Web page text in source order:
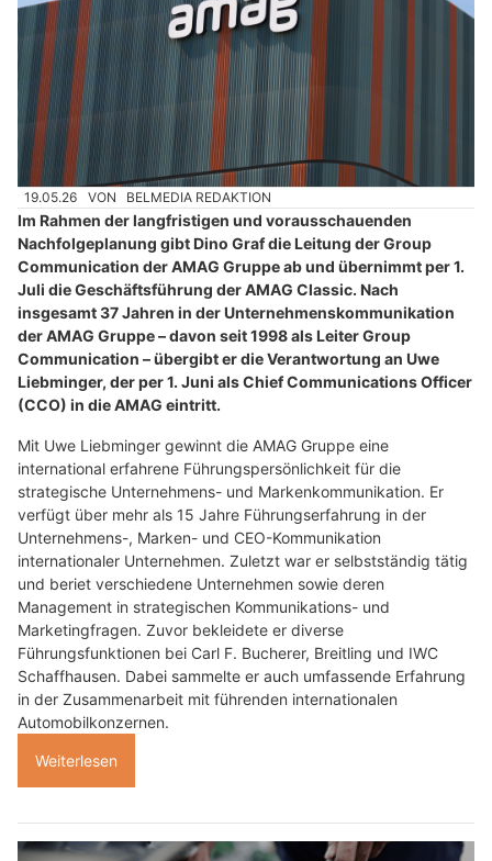
19.05.26 VON BELMEDIA REDAKTION
Im Rahmen der langfristigen und vorausschauenden
Nachfolgeplanung gibt Dino Graf die Leitung der Group
Communication der AMAG Gruppe ab und übernimmt per 1.
Juli die Geschäftsführung der AMAG Classic. Nach
insgesamt 37 Jahren in der Unternehmenskommunikation
der AMAG Gruppe – davon seit 1998 als Leiter Group
Communication – übergibt er die Verantwortung an Uwe
Liebminger, der per 1. Juni als Chief Communications Officer
(CCO) in die AMAG eintritt.
Mit Uwe Liebminger gewinnt die AMAG Gruppe eine
international erfahrene Führungspersönlichkeit für die
strategische Unternehmens- und Markenkommunikation. Er
verfügt über mehr als 15 Jahre Führungserfahrung in der
Unternehmens-, Marken- und CEO-Kommunikation
internationaler Unternehmen. Zuletzt war er selbstständig tätig
und beriet verschiedene Unternehmen sowie deren
Management in strategischen Kommunikations- und
Marketingfragen. Zuvor bekleidete er diverse
Führungsfunktionen bei Carl F. Bucherer, Breitling und IWC
Schaffhausen. Dabei sammelte er auch umfassende Erfahrung
in der Zusammenarbeit mit führenden internationalen
Automobilkonzernen.
Weiterlesen